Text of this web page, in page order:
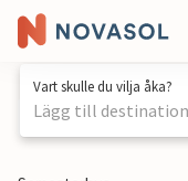
Vart skulle du vilja åka?
Lägg till
1 / 22